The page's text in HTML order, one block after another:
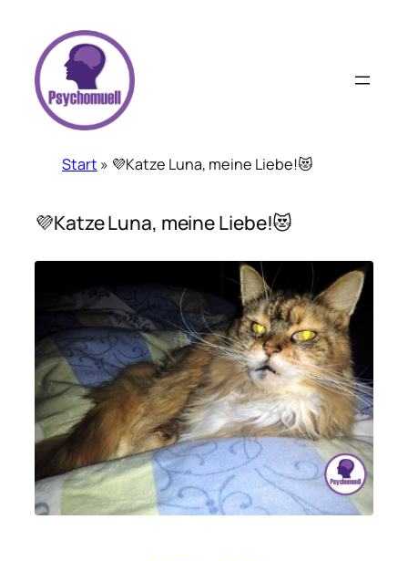
springen
Start » 💜Katze Luna, meine Liebe!😻
💜Katze Luna, meine Liebe!😻